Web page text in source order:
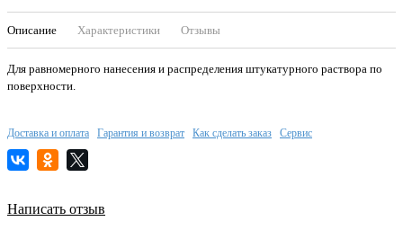
Описание Характеристики Отзывы
Для равномерного нанесения и распределения штукатурного раствора по
поверхности.
Доставка и оплата Гарантия и возврат Как сделать заказ Сервис
Написать отзыв